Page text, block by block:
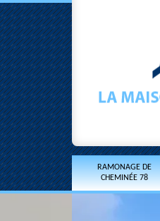
RAMONAGE DE
CHEMINÉE 78